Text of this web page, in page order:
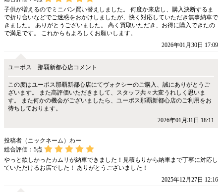
子供が増えるのでミニバン買い替えしました。 何度か来店し、購入決断するま
で折り合いなどでご迷惑をおかけしましたが、快く対応していただき無事納車で
きました。 ありがとうございました。 高く買取いただき、お得に購入できたの
で満足です。 これからもよろしくお願いします。
2026年01月30日 17:09
ユーポス 那覇新都心店コメント
この度はユーポス那覇新都心店にてヴォクシーのご購入、誠にありがとうご
ざいます。 また高評価いただきまして、スタッフ共々大変うれしく思いま
す。 また何かの機会がございましたら、ユーポス那覇新都心店のご利用をお
待ちしております。
2026年01月31日 18:11
投稿者（ニックネーム）わー
総合評価： 5点
やっと欲しかったカムリが納車できました！見積もりから納車まで丁寧に対応し
ていただけるお店でした！ ありがとうございました！
2025年12月27日 12:16